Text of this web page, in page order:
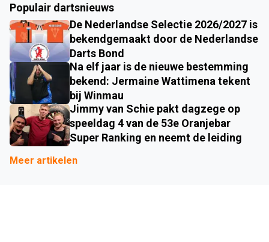
Populair dartsnieuws
De Nederlandse Selectie 2026/2027 is
bekendgemaakt door de Nederlandse
Darts Bond
Na elf jaar is de nieuwe bestemming
bekend: Jermaine Wattimena tekent
bij Winmau
Jimmy van Schie pakt dagzege op
speeldag 4 van de 53e Oranjebar
Super Ranking en neemt de leiding
Meer artikelen